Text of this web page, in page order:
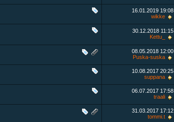
16.01.2019 19:08
wikke
30.12.2018 11:15
Kettu_
08.05.2018 12:00
Puska-suska
10.08.2017 20:25
suppana
06.07.2017 17:58
traali
31.03.2017 17:12
tommi.t